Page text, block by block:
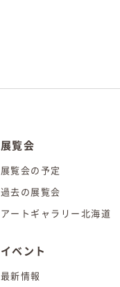
展覧会
展覧会の予定
過去の展覧会
アートギャラリー北海道
イベント
最新情報